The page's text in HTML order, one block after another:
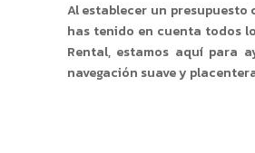
Al establecer un
has tenido en cuenta todos
Rental, estamos aquí para
navegación suave y